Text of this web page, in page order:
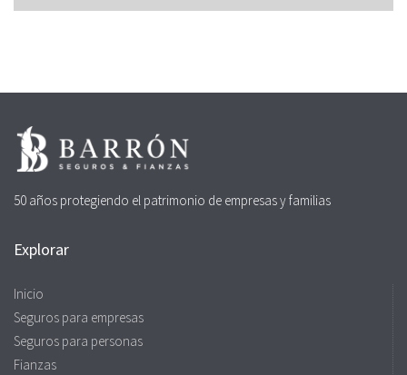
50 años protegiendo el patrimonio de empresas y familias
Explorar
Inicio
Seguros para empresas
Seguros para personas
Fianzas